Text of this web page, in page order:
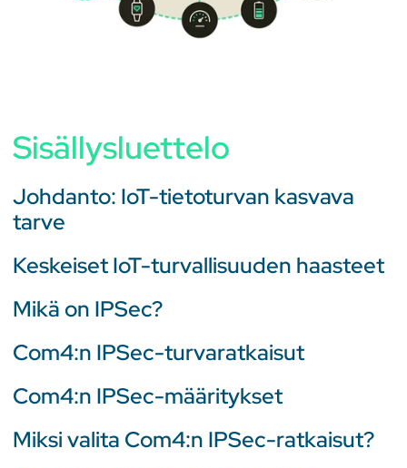
Sisällysluettelo
Johdanto: IoT-tietoturvan kasvava
tarve
Keskeiset IoT-turvallisuuden haasteet
Mikä on IPSec?
Com4:n IPSec-turvaratkaisut
Com4:n IPSec-määritykset
Miksi valita Com4:n IPSec-ratkaisut?